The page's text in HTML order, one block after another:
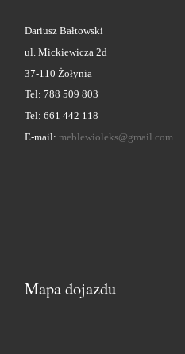
Dariusz Bałtowski
ul. Mickiewicza 2d
37-110 Żołynia
Tel: 788 509 803
Tel: 661 442 118
E-mail: meblewioleks@gmail.com
Mapa dojazdu